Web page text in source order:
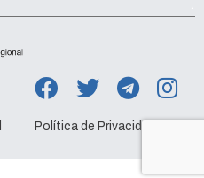
Política de Privacidad